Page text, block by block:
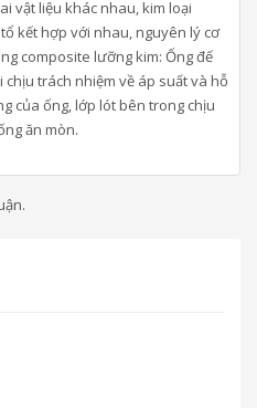
vật liệu khác nhau, kim loại
kết hợp với nhau, nguyên lý cơ
composite lưỡng kim: Ống đế
chịu trách nhiệm về áp suất và hỗ
của ống, lớp lót bên trong chịu
ăn mòn.